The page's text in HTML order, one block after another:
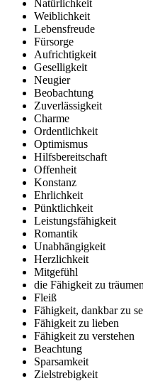
Natürlichkeit
Weiblichkeit
Lebensfreude
Fürsorge
Aufrichtigkeit
Geselligkeit
Neugier
Beobachtung
Zuverlässigkeit
Charme
Ordentlichkeit
Optimismus
Hilfsbereitschaft
Offenheit
Konstanz
Ehrlichkeit
Pünktlichkeit
Leistungsfähigkeit
Romantik
Unabhängigkeit
Herzlichkeit
Mitgefühl
die Fähigkeit zu träumen
Fleiß
Fähigkeit, dankbar zu
Fähigkeit zu lieben
Fähigkeit zu verstehen
Beachtung
Sparsamkeit
Zielstrebigkeit